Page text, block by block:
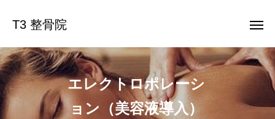
T3 整骨院
エレクトロポレーシ
ョン（美容液導入）
T3 整骨院
ボタン
ボタン